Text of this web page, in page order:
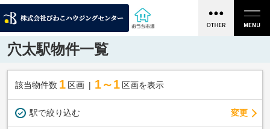
穴太駅物件一覧
該当物件数 1 区画 1～1 区画を表示
駅で絞り込む 変更